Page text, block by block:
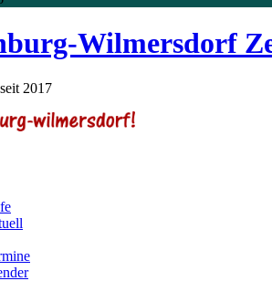
Wilmersdorf
2017